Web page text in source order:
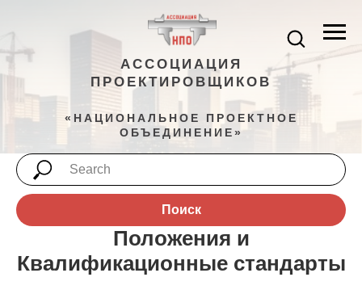
АССОЦИАЦИЯ
ПРОЕКТИРОВЩИКОВ
«НАЦИОНАЛЬНОЕ ПРОЕКТНОЕ
ОБЪЕДИНЕНИЕ»
Поиск
Положения и
Квалификационные стандарты